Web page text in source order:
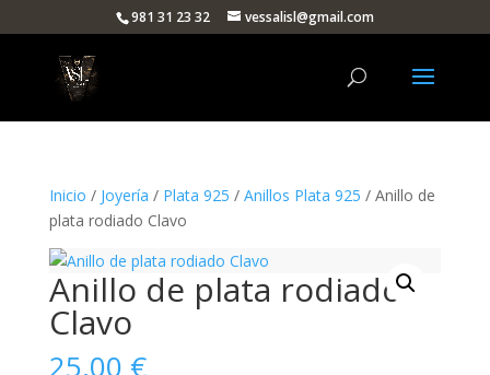
981 31 23 32 vessalisl@gmail.com
Inicio / Joyería / Plata 925 / Anillos Plata 925 / Anillo de
plata rodiado Clavo
Anillo de plata rodiado
Clavo
25,00 €